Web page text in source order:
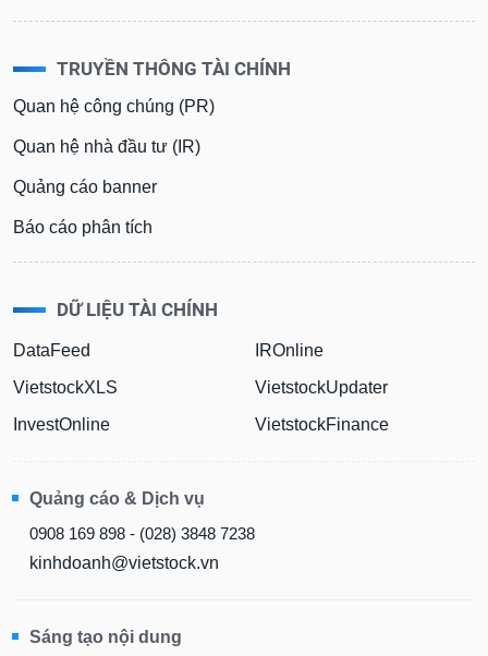
TRUYỀN THÔNG TÀI CHÍNH
Quan hệ công chúng (PR)
Quan hệ nhà đầu tư (IR)
Quảng cáo banner
Báo cáo phân tích
DỮ LIỆU TÀI CHÍNH
DataFeed
VietstockXLS
InvestOnline
IROnline
VietstockUpdater
VietstockFinance
Quảng cáo & Dịch vụ
0908 169 898 - (028) 3848 7238
kinhdoanh@vietstock.vn
Sáng tạo nội dung